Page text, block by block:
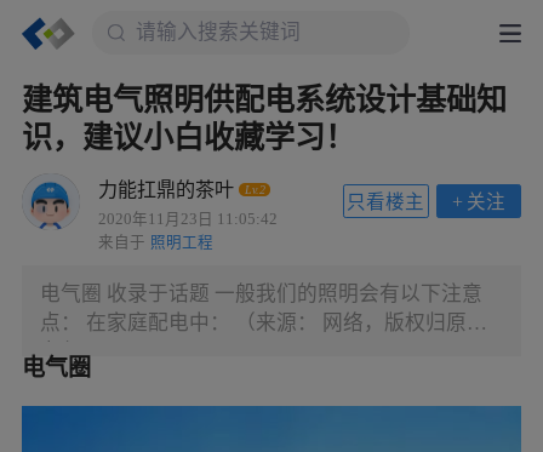
建筑电气照明供配电系统设计基础知
识，建议小白收藏学习！
力能扛鼎的茶叶 Lv.2
2020年11月23日 11:05:42
来自于 照明工程
+ 关注
只看楼主
电气圈 收录于话题 一般我们的照明会有以下注意
点： 在家庭配电中： （来源： 网络，版权归原作
者 ）
电气圈